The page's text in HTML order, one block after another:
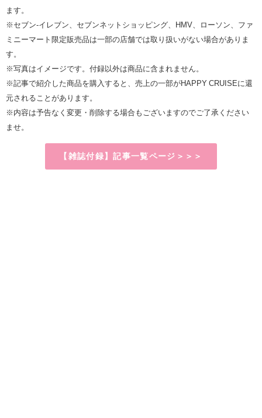
ます。
※セブン‐イレブン、セブンネットショッピング、HMV、ローソン、ファ
ミニーマート限定販売品は一部の店舗では取り扱いがない場合がありま
す。
※写真はイメージです。付録以外は商品に含まれません。
※記事で紹介した商品を購入すると、売上の一部がHAPPY CRUISEに還
元されることがあります。
※内容は予告なく変更・削除する場合もございますのでご了承ください
ませ。
【雑誌付録】記事一覧ページ＞＞＞